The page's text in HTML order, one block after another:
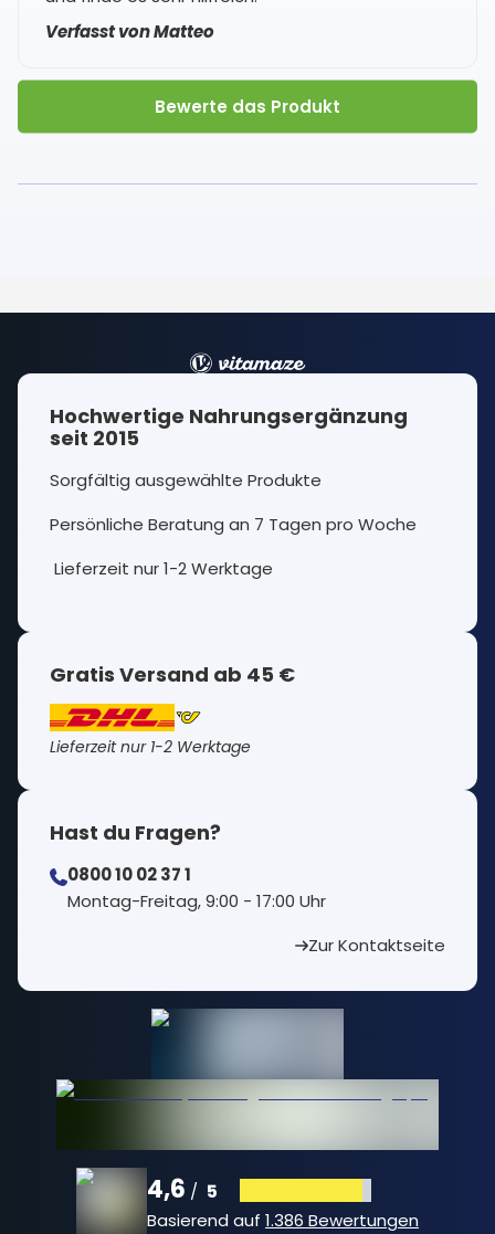
Verfasst von Matteo
Bewerte das Produkt
Hochwertige Nahrungsergänzung
seit 2015
Sorgfältig ausgewählte Produkte
Persönliche Beratung an 7 Tagen pro Woche
Lieferzeit nur 1-2 Werktage
Gratis Versand ab 45 €
Lieferzeit nur 1-2 Werktage
Hast du Fragen?
0800 10 02 37 1
⁠Montag-Freitag, 9:00 - 17:00 Uhr
Zur Kontaktseite
4,6 / 5
Basierend auf 1.386 Bewertungen